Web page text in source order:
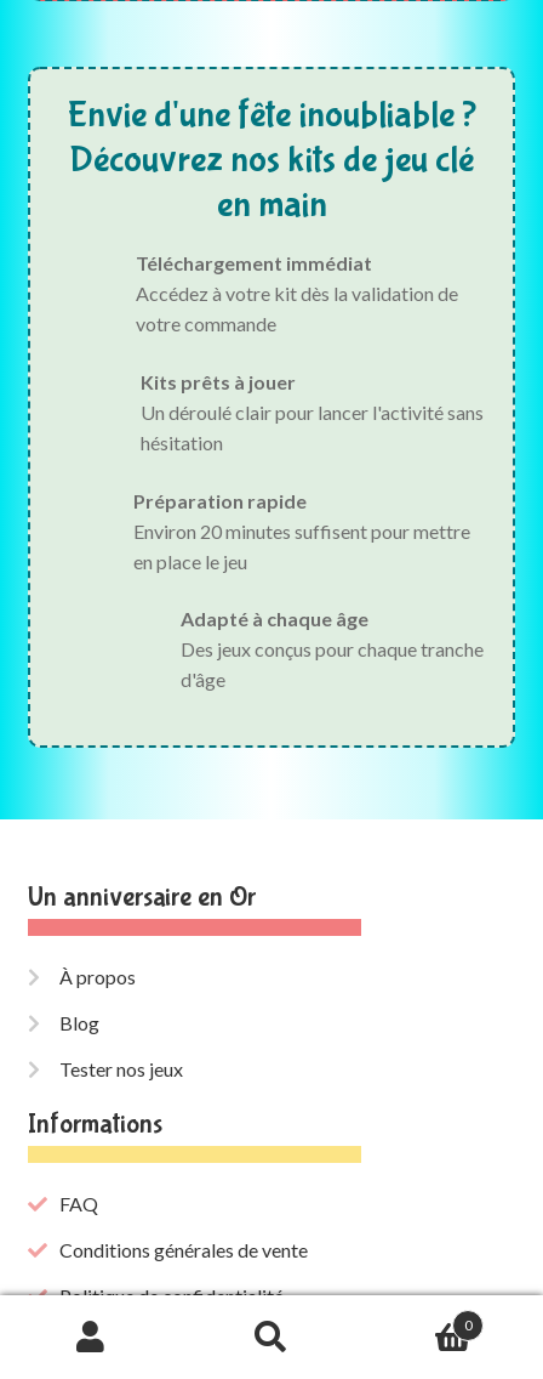
Envie d'une fête inoubliable ?
Découvrez nos kits de jeu clé
en main
Téléchargement immédiat
Accédez à votre kit dès la validation de
votre commande
Kits prêts à jouer
Un déroulé clair pour lancer l'activité sans
hésitation
Préparation rapide
Environ 20 minutes suffisent pour mettre
en place le jeu
Adapté à chaque âge
Des jeux conçus pour chaque tranche
d'âge
Un anniversaire en Or
À propos
Blog
Tester nos jeux
Informations
FAQ
Conditions générales de vente
Politique de confidentialité
Politique d’utilisation des cookies
Recherche
0